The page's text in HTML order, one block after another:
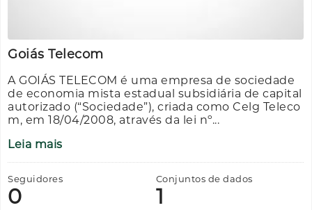
Goiás Telecom
A GOIÁS TELECOM é uma empresa de sociedade
de economia mista estadual subsidiária de capital
autorizado (“Sociedade”), criada como Celg Teleco
m, em 18/04/2008, através da lei nº...
Leia mais
Seguidores
0
Conjuntos de dados
1